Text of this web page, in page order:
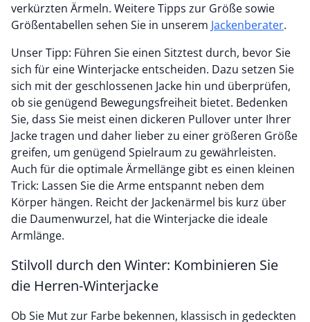
verkürzten Ärmeln. Weitere Tipps zur Größe sowie
Größentabellen sehen Sie in unserem Jackenberater.
Unser Tipp: Führen Sie einen Sitztest durch, bevor Sie
sich für eine Winterjacke entscheiden. Dazu setzen Sie
sich mit der geschlossenen Jacke hin und überprüfen,
ob sie genügend Bewegungsfreiheit bietet. Bedenken
Sie, dass Sie meist einen dickeren Pullover unter Ihrer
Jacke tragen und daher lieber zu einer größeren Größe
greifen, um genügend Spielraum zu gewährleisten.
Auch für die optimale Ärmellänge gibt es einen kleinen
Trick: Lassen Sie die Arme entspannt neben dem
Körper hängen. Reicht der Jackenärmel bis kurz über
die Daumenwurzel, hat die Winterjacke die ideale
Armlänge.
Stilvoll durch den Winter: Kombinieren Sie
die Herren-Winterjacke
Ob Sie Mut zur Farbe bekennen, klassisch in gedeckten